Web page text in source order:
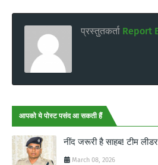
प्रस्तुतकर्ता Report
आपको ये पोस्ट पसंद आ सकती हैं
नींद जरूरी है साहब! टीम लीडर
March 08, 2026